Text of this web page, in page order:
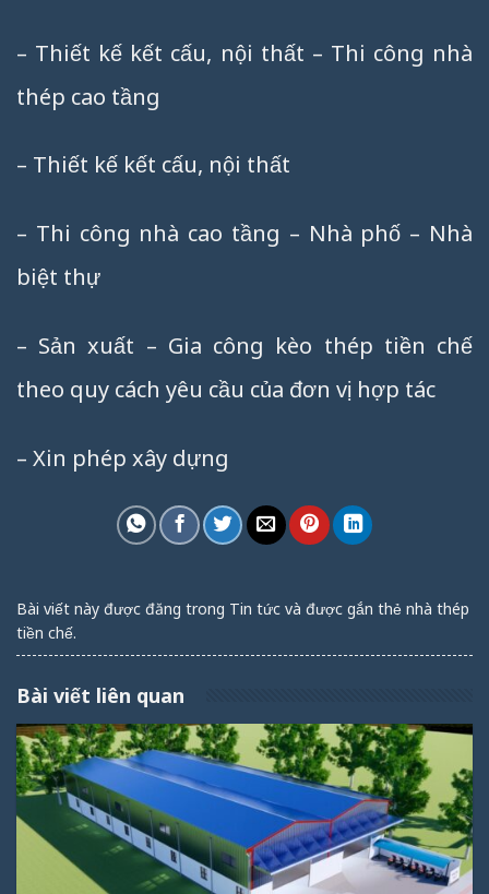
– Thiết kế kết cấu, nội thất – Thi công nhà
thép cao tầng
– Thiết kế kết cấu, nội thất
– Thi công nhà cao tầng – Nhà phố – Nhà
biệt thự
– Sản xuất – Gia công kèo thép tiền chế
theo quy cách yêu cầu của đơn vị hợp tác
– Xin phép xây dựng
Bài viết này được đăng trong Tin tức và được gắn thẻ nhà thép
tiền chế.
Bài viết liên quan